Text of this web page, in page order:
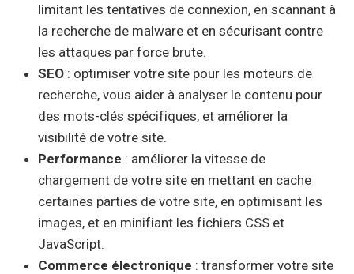
limitant les tentatives de connexion, en scannant à
la recherche de malware et en sécurisant contre
les attaques par force brute.
SEO : optimiser votre site pour les moteurs de
recherche, vous aider à analyser le contenu pour
des mots-clés spécifiques, et améliorer la
visibilité de votre site.
Performance : améliorer la vitesse de
chargement de votre site en mettant en cache
certaines parties de votre site, en optimisant les
images, et en minifiant les fichiers CSS et
JavaScript.
Commerce électronique : transformer votre site